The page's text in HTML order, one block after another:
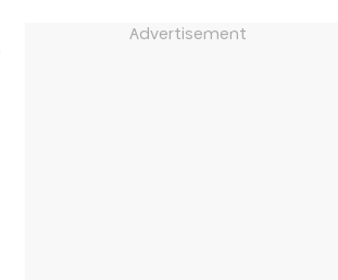
Advertisement